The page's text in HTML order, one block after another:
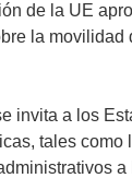
de la UE
la movilidad
invita a los
tales como
a